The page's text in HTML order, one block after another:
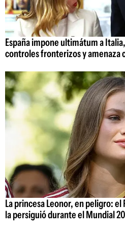
España impone ultimátum a
controles fronterizos y amenaza
La princesa Leonor, en peligro:
la persiguió durante el Mundial